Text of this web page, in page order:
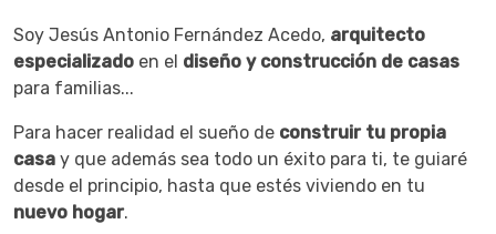
Soy Jesús Antonio Fernández Acedo, arquitecto
especializado en el diseño y construcción de casas
para familias...
Para hacer realidad el sueño de construir tu propia
casa y que además sea todo un éxito para ti, te guiaré
desde el principio, hasta que estés viviendo en tu
nuevo hogar.